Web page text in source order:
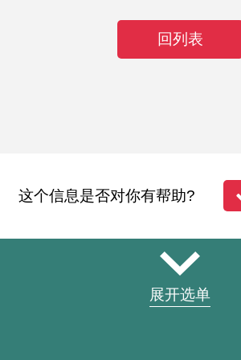
回列表
这个信息是否对你有帮助?
展开选单